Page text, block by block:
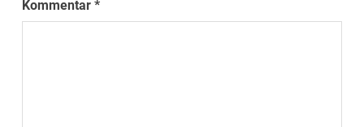
Kommentar*